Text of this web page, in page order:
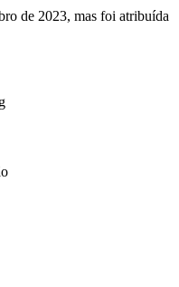
de 2023, mas foi atribuída